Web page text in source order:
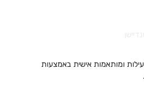
ומותאמות אישית באמצעות